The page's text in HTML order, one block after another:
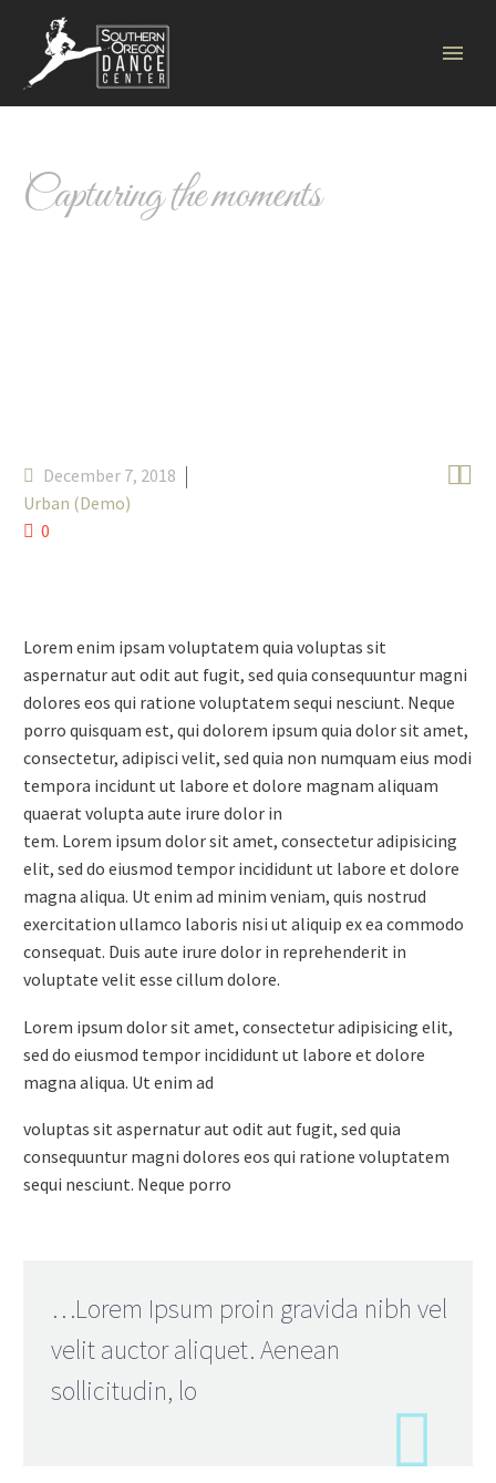
FASHIONretro
Capturing the moments

December 7, 2018
Urban (Demo)
0
Lorem enim ipsam voluptatem quia voluptas sit
aspernatur aut odit aut fugit, sed quia consequuntur magni
dolores eos qui ratione voluptatem sequi nesciunt. Neque
porro quisquam est, qui dolorem ipsum quia dolor sit amet,
consectetur, adipisci velit, sed quia non numquam eius modi
tempora incidunt ut labore et dolore magnam aliquam
quaerat volupta aute irure dolor in
tem. Lorem ipsum dolor sit amet, consectetur adipisicing
elit, sed do eiusmod tempor incididunt ut labore et dolore
magna aliqua. Ut enim ad minim veniam, quis nostrud
exercitation ullamco laboris nisi ut aliquip ex ea commodo
consequat. Duis aute irure dolor in reprehenderit in
voluptate velit esse cillum dolore.
Lorem ipsum dolor sit amet, consectetur adipisicing elit,
sed do eiusmod tempor incididunt ut labore et dolore
magna aliqua. Ut enim ad
voluptas sit aspernatur aut odit aut fugit, sed quia
consequuntur magni dolores eos qui ratione voluptatem
sequi nesciunt. Neque porro
…Lorem Ipsum proin gravida nibh vel
velit auctor aliquet. Aenean
sollicitudin, lo
